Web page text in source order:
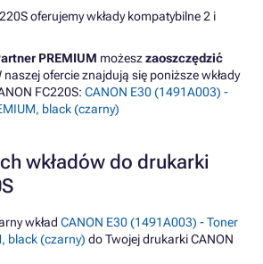
oferujemy wkłady kompatybilne 2 i
PREMIUM możeszzaoszczędzić
naszej ofercie znajdują się poniższe wkłady
FC220S: CANON E30 (1491A003) -
black (czarny)
wkładów do drukarki
wkład CANON E30 (1491A003) - Toner
black (czarny) do Twojej drukarki CANON